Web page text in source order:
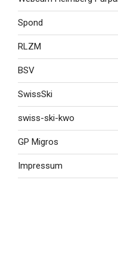
Spond
RLZM
BSV
SwissSki
swiss-ski-kwo
GP Migros
Impressum